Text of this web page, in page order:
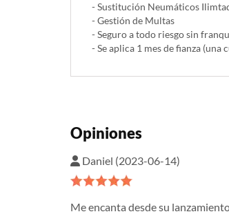
- Sustitución Neumáticos
- Gestión de Multas
- Seguro a todo riesgo sin
- Se aplica 1 mes de fianza
Opiniones
Daniel (2023-06-14)
Me encanta desde su